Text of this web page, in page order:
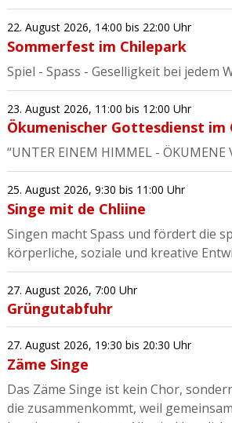
22. August 2026, 14:00 bis 22:00 Uhr
Sommerfest im Chilepark
Spiel - Spass - Geselligkeit bei jedem
23. August 2026, 11:00 bis 12:00 Uhr
Ökumenischer Gottesdienst im
“UNTER EINEM HIMMEL - ÖKUMENE
25. August 2026, 9:30 bis 11:00 Uhr
Singe mit de Chliine
Singen macht Spass und fördert die
körperliche, soziale und kreative
27. August 2026, 7:00 Uhr
Grüngutabfuhr
27. August 2026, 19:30 bis 20:30 Uhr
Zäme Singe
Das Zäme Singe ist kein Chor,
die zusammenkommt, weil